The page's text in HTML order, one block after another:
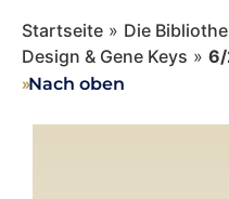
Startseite » Die
Design & Gene Keys » 6/
››Nach oben